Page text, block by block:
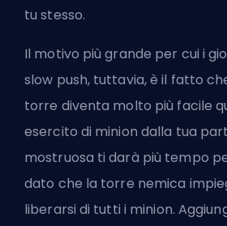
tu stesso.
Il motivo più grande per cui i
slow push, tuttavia, è il fatto
torre diventa molto più facile
esercito di minion dalla tua
mostruosa ti darà più tempo
dato che la torre nemica
liberarsi di tutti i minion.